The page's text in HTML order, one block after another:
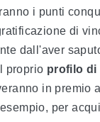
i punti
di
dall'aver
proprio profilo di
in premio
per